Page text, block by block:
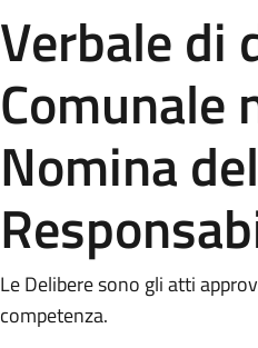
Verbale di
Nomina
Le Delibere sono gli atti
competenza.